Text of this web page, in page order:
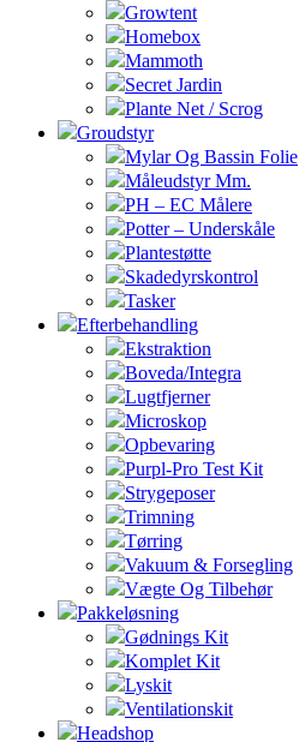
Growtent
Homebox
Mammoth
Secret Jardin
Plante Net / Scrog
Groudstyr
Mylar Og Bassin Folie
Måleudstyr Mm.
PH – EC Målere
Potter – Underskåle
Plantestøtte
Skadedyrskontrol
Tasker
Efterbehandling
Ekstraktion
Boveda/Integra
Lugtfjerner
Microskop
Opbevaring
Purpl-Pro Test Kit
Strygeposer
Trimning
Tørring
Vakuum & Forsegling
Vægte Og Tilbehør
Pakkeløsning
Gødnings Kit
Komplet Kit
Lyskit
Ventilationskit
Headshop